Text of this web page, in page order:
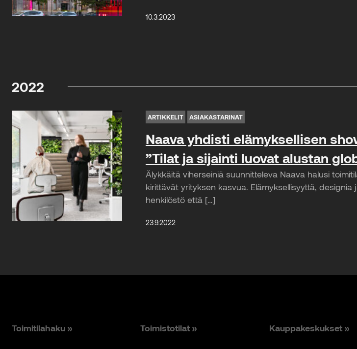
10.3.2023
2022
ARTIKKELIT ASIAKASTARINAT
Naava yhdisti elämyksellisen
”Tilat ja sijainti luovat alustan
Älykkäitä viherseiniä suunnitteleva Naava halusi
kirittävät yrityksen kasvua. Elämyksellisyyttä,
henkilöstö että […]
23.9.2022
Toimitilahaku » Toimistotilat » Kauppakeskukset »